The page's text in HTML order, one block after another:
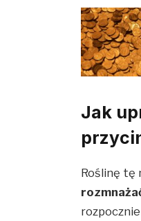
Jak
Roślinę tę